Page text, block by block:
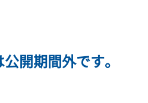
開期間外です。